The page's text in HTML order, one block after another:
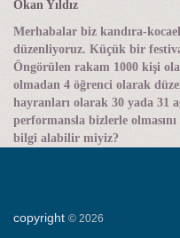
Okan Yıldız
Merhabalar biz kandıra-
düzenliyoruz. Küçük bir
Öngörülen rakam 1000 kişi
olmadan 4 öğrenci olarak
hayranları olarak 30 yada 31
performansla bizlerle
bilgi alabilir miyiz?
copyright © 2026